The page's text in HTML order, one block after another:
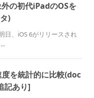
の初代iPadのOSを
)
日、iOS 6がリリースされ
を統計的に比較(doc
記あり]